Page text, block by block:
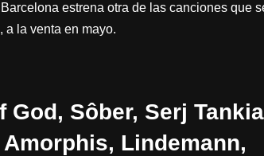
estrena otra de las canciones que
a la venta en mayo.
God, Sôber, Serj
Amorphis, Lindemann,